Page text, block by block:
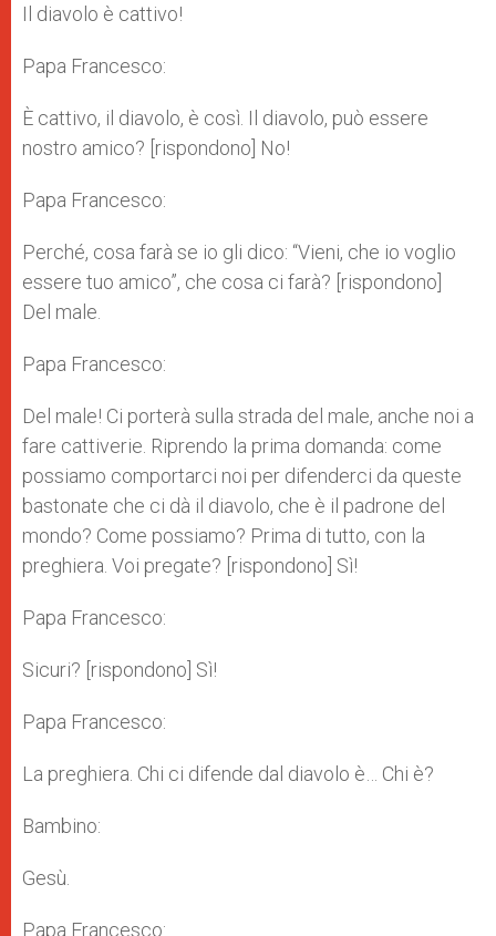
Il diavolo è cattivo!
Papa Francesco:
È cattivo, il diavolo, è così. Il diavolo, può essere
nostro amico? [rispondono] No!
Papa Francesco:
Perché, cosa farà se io gli dico: “Vieni, che io voglio
essere tuo amico”, che cosa ci farà? [rispondono]
Del male.
Papa Francesco:
Del male! Ci porterà sulla strada del male, anche noi a
fare cattiverie. Riprendo la prima domanda: come
possiamo comportarci noi per difenderci da queste
bastonate che ci dà il diavolo, che è il padrone del
mondo? Come possiamo? Prima di tutto, con la
preghiera. Voi pregate? [rispondono] Sì!
Papa Francesco:
Sicuri? [rispondono] Sì!
Papa Francesco:
La preghiera. Chi ci difende dal diavolo è… Chi è?
Bambino:
Gesù.
Papa Francesco: